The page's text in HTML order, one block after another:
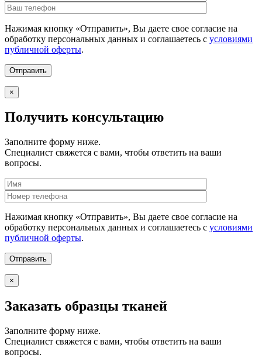
Нажимая кнопку «Отправить», Вы даете свое согласие на
обработку персональных данных и соглашаетесь с условиями
публичной оферты.
×
Получить консультацию
Заполните форму ниже.
Специалист свяжется с вами, чтобы ответить на ваши
вопросы.
Нажимая кнопку «Отправить», Вы даете свое согласие на
обработку персональных данных и соглашаетесь с условиями
публичной оферты.
×
Заказать образцы тканей
Заполните форму ниже.
Специалист свяжется с вами, чтобы ответить на ваши
вопросы.